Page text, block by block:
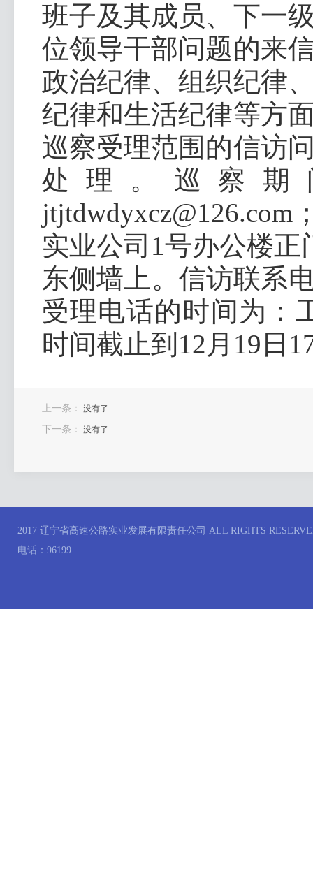
班子及其成员、下一
位领导干部问题的来
政治纪律、组织纪律
纪律和生活纪律等方
巡察受理范围的信访
处理。巡察期
实业公司1号办公楼
东侧墙上。信访联系
受理电话的时间为：
时间截止到12月19日
上一条： 没有了
下一条： 没有了
2017 辽宁省高速公路实业发展有限责任公司 ALL RIGHTS
电话：96199